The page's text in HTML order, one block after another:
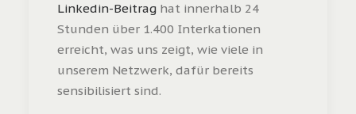
Linkedin-Beitrag hat innerhalb 24
Stunden über 1.400 Interkationen
erreicht, was uns zeigt, wie viele in
unserem Netzwerk, dafür bereits
sensibilisiert sind.